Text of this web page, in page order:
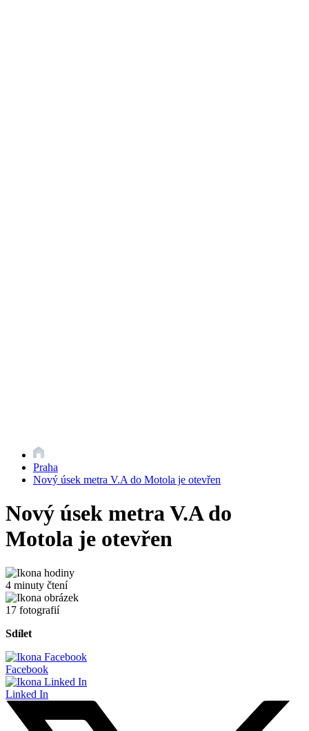
Praha
Nový úsek metra V.A do Motola je otevřen
Nový úsek metra V.A do
Motola je otevřen
4 minuty čtení
17 fotografií
Sdílet
Facebook
Linked In